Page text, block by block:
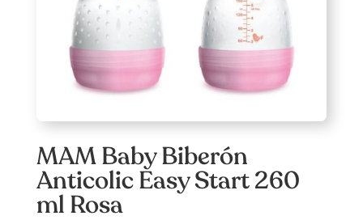
MAM Baby Biberón
Anticolic Easy Start 260
ml Rosa